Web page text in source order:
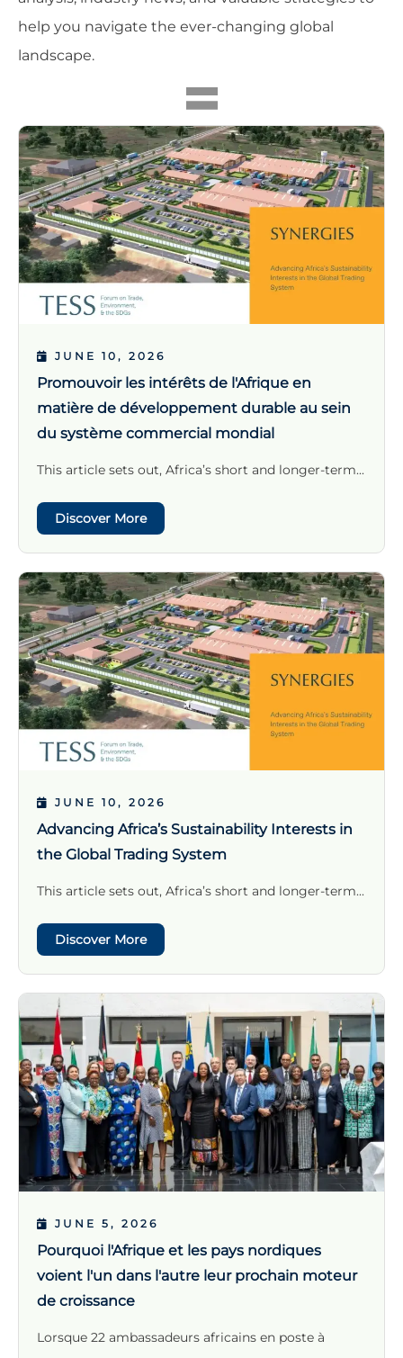
help you navigate the ever-changing global
landscape.
JUNE 10, 2026
Promouvoir les intérêts de l'Afrique en
matière de développement durable au sein
du système commercial mondial
This article sets out, Africa’s short and longer-term...
Discover More
JUNE 10, 2026
Advancing Africa’s Sustainability Interests in
the Global Trading System
This article sets out, Africa’s short and longer-term...
Discover More
JUNE 5, 2026
Pourquoi l'Afrique et les pays nordiques
voient l'un dans l'autre leur prochain moteur
de croissance
Lorsque 22 ambassadeurs africains en poste à